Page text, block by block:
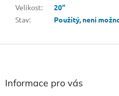
Velikost:
20“
Stav: Použitý, není
Z
Informace pro vás